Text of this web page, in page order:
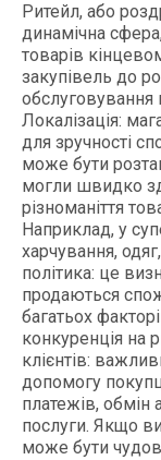
Ритейл, або
динамічна
товарів
закупівель до
обслуговування
Локалізація:
для зручності
може бути
могли швидко
різноманіття
Наприклад, у
харчування,
політика: це
продаються
багатьох
конкуренція на
клієнтів:
допомогу
платежів, обмін
послуги. Якщо ви
може бути